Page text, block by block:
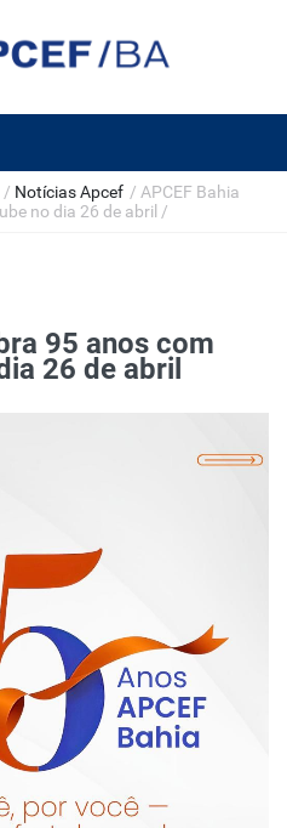
/ Notícias Apcef / APCEF Bahia
no dia 26 de abril /
95 anos com
26 de abril